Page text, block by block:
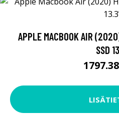
APPLE MACBOOK AIR
SSD